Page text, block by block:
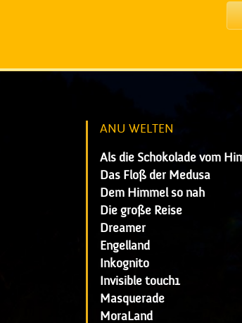
ANU WELTEN
Als die Schokolade vom
Das Floß der Medusa
Dem Himmel so nah
Die große Reise
Dreamer
Engelland
Inkognito
Invisible touch1
Masquerade
MoraLand